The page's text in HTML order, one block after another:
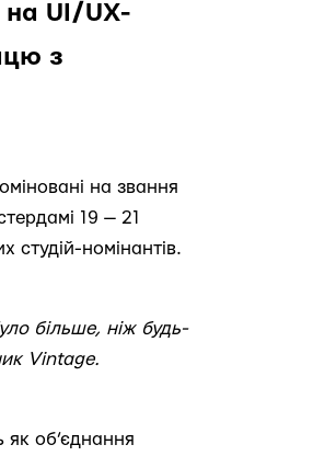
на UI/UX-
з
на звання
19 — 21
номінантів.
більше, ніж будь-
Vintage.
об’єднання